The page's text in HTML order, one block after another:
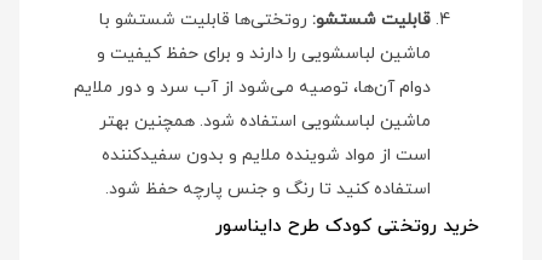
قابلیت شستشو: روتختی‌ها قابلیت شستشو با
ماشین لباسشویی را دارند و برای حفظ کیفیت و
دوام آن‌ها، توصیه می‌شود از آب سرد و دور ملایم
ماشین لباسشویی استفاده شود. همچنین بهتر
است از مواد شوینده ملایم و بدون سفیدکننده
استفاده کنید تا رنگ و جنس پارچه حفظ شود.
خرید روتختی کودک طرح دایناسور